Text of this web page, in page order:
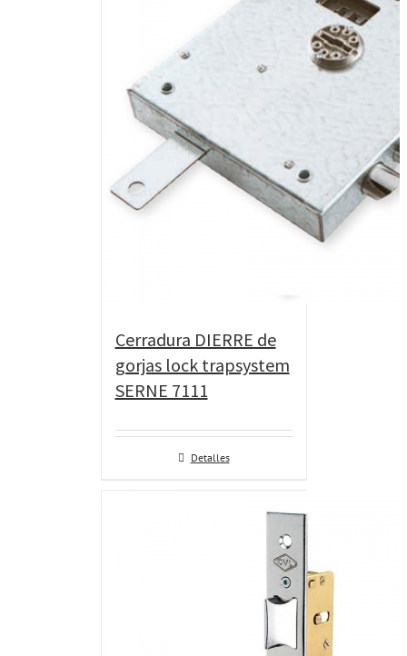
Cerradura DIERRE de
gorjas lock trapsystem
SERNE 7111
Detalles